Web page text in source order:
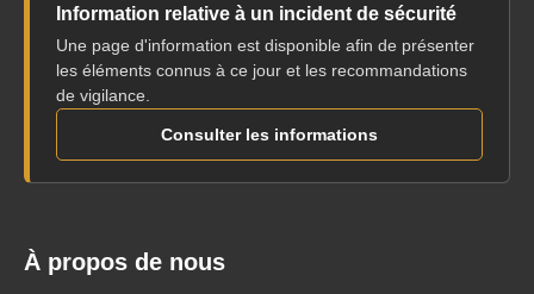
Information relative à un incident de sécurité
Une page d'information est disponible afin de présenter
les éléments connus à ce jour et les recommandations
de vigilance.
Consulter les informations
À propos de nous